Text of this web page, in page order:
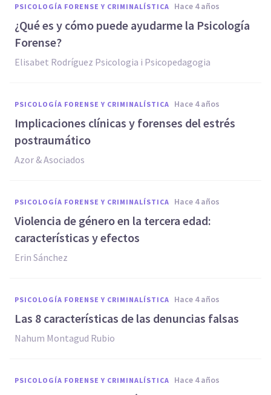
PSICOLOGÍA FORENSE Y CRIMINALÍSTICA hace 4 años
¿Qué es y cómo puede ayudarme la Psicología
Forense?
Elisabet Rodríguez Psicologia i Psicopedagogia
PSICOLOGÍA FORENSE Y CRIMINALÍSTICA hace 4 años
Implicaciones clínicas y forenses del estrés
postraumático
Azor & Asociados
PSICOLOGÍA FORENSE Y CRIMINALÍSTICA hace 4 años
Violencia de género en la tercera edad:
características y efectos
Erin Sánchez
PSICOLOGÍA FORENSE Y CRIMINALÍSTICA hace 4 años
Las 8 características de las denuncias falsas
Nahum Montagud Rubio
PSICOLOGÍA FORENSE Y CRIMINALÍSTICA hace 4 años